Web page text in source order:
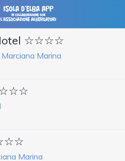
☆☆☆☆
Marina
☆☆☆
Marina